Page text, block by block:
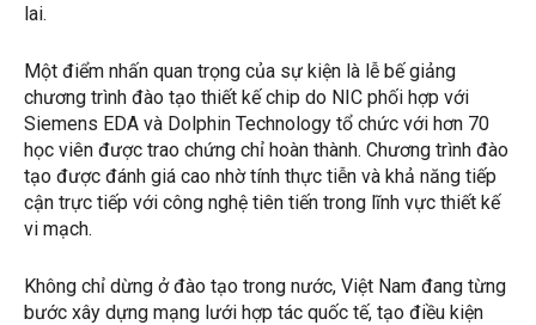
lai.
Một điểm nhấn quan trọng của sự kiện là lễ bế giảng
chương trình đào tạo thiết kế chip do NIC phối hợp với
Siemens EDA và Dolphin Technology tổ chức với hơn 70
học viên được trao chứng chỉ hoàn thành. Chương trình đào
tạo được đánh giá cao nhờ tính thực tiễn và khả năng tiếp
cận trực tiếp với công nghệ tiên tiến trong lĩnh vực thiết kế
vi mạch.
Không chỉ dừng ở đào tạo trong nước, Việt Nam đang từng
bước xây dựng mạng lưới hợp tác quốc tế, tạo điều kiện